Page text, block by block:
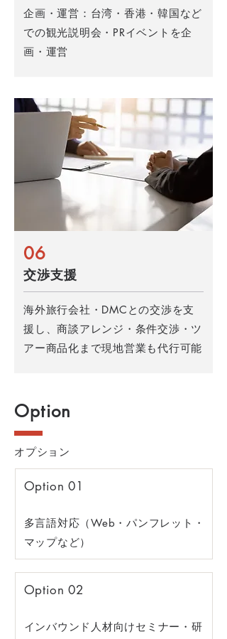
企画・運営：台湾・香港・韓国など
での観光説明会・PRイベントを企
画・運営
06
交渉支援
海外旅行会社・DMCとの交渉を支
援し、商談アレンジ・条件交渉・ツ
アー商品化まで現地営業も代行可能
Option
オプション
Option 01
多言語対応（Web・パンフレット・
マップなど）
Option 02
インバウンド人材向けセミナー・研